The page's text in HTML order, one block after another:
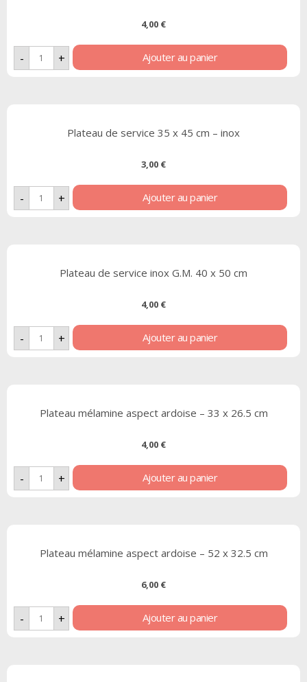
4,00 €
- + Ajouter au panier
Plateau de service 35 x 45 cm – inox
3,00 €
- + Ajouter au panier
Plateau de service inox G.M. 40 x 50 cm
4,00 €
- + Ajouter au panier
Plateau mélamine aspect ardoise – 33 x 26.5 cm
4,00 €
- + Ajouter au panier
Plateau mélamine aspect ardoise – 52 x 32.5 cm
6,00 €
- + Ajouter au panier